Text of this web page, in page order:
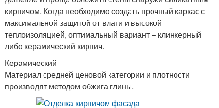
кирпичом. Когда необходимо создать прочный каркас с
максимальной защитой от влаги и высокой
теплоизоляцией, оптимальный вариант – клинкерный
либо керамический кирпич.
Керамический
Материал средней ценовой категории и плотности
производят методом обжига глины.